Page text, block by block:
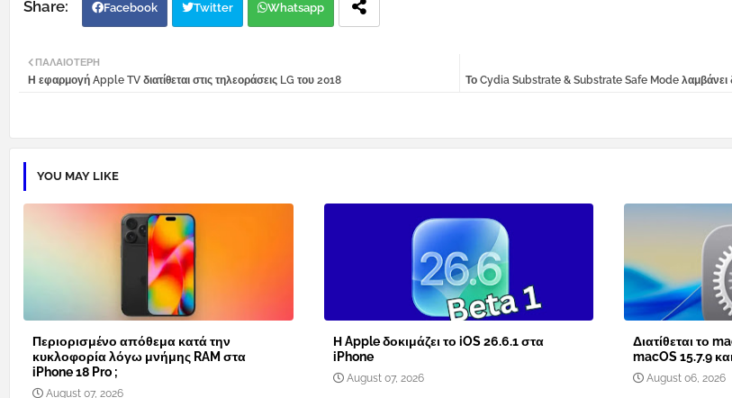
Facebook Twitter Whatsapp
Το Cydia Substrate & Substrate Safe Mode λαμβάνει
ΠΑΛΑΙΌΤΕΡΗ
Η εφαρμογή Apple TV διατίθεται στις τηλεοράσεις LG του 2018
YOU MAY LIKE
Περιορισμένο απόθεμα κατά την
κυκλοφορία λόγω μνήμης RAM στα
iPhone 18 Pro ;
August 07, 2026
Η Apple δοκιμάζει το iOS 26.6.1 στα
iPhone
August 07, 2026
Διατίθεται το
macOS 15.7.9
August 06, 2026